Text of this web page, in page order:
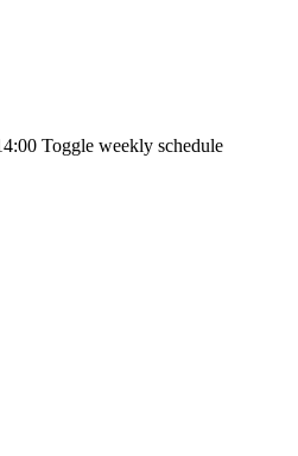
Toggle weekly schedule